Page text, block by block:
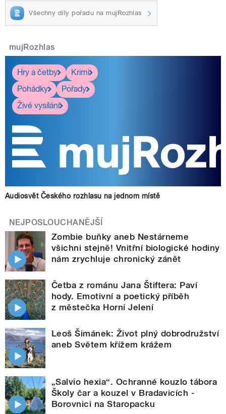
Všechny díly pořadu na mujRozhlas
mujRozhlas
Hry a četby
Krimi
Pohádky
Pořady
Živé vysílání
Audiosvět Českého rozhlasu na jednom místě
NEJPOSLOUCHANĚJŠÍ
Zombie buňky aneb Nestárneme
všichni stejně! Vnitřní biologické hodiny
nám zrychluje chronický zánět
Četba z románu Jana Štiftera: Paví
hody. Emotivní a poetický příběh
z městečka Horní Jelení
Leoš Šimánek: Život plný dobrodružství
aneb Světem křížem krážem
„Salvio hexia“. Ochranné kouzlo tábora
Školy čar a kouzel v Bradavicích -
Borovnici na Staropacku